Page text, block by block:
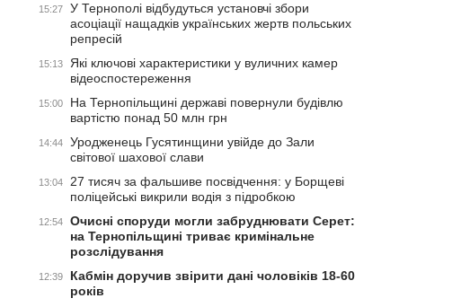
15:27
У Тернополі відбудуться установчі збори
асоціації нащадків українських жертв польських
репресій
15:13
Які ключові характеристики у вуличних камер
відеоспостереження
15:00
На Тернопільщині державі повернули будівлю
вартістю понад 50 млн грн
14:44
Уродженець Гусятинщини увійде до Зали
світової шахової слави
13:04
27 тисяч за фальшиве посвідчення: у Борщеві
поліцейські викрили водія з підробкою
12:54
Очисні споруди могли забруднювати Серет:
на Тернопільщині триває кримінальне
розслідування
12:39
Кабмін доручив звірити дані чоловіків 18-60
років